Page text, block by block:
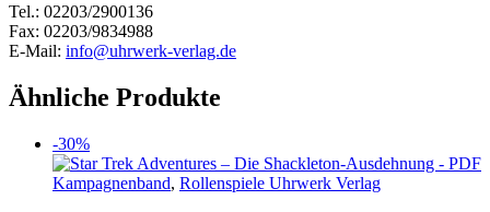
Tel.: 02203/2900136
Fax: 02203/9834988
E-Mail: info@uhrwerk-verlag.de
Ähnliche Produkte
-30%
Kampagnenband, Rollenspiele Uhrwerk Verlag